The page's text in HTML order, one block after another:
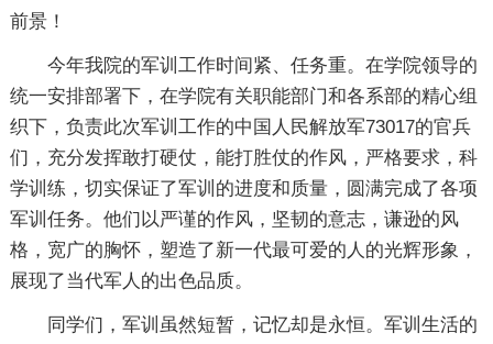
前景！
今年我院的军训工作时间紧、任务重。在学院领导的
统一安排部署下，在学院有关职能部门和各系部的精心组
织下，负责此次军训工作的中国人民解放军73017的官兵
们，充分发挥敢打硬仗，能打胜仗的作风，严格要求，科
学训练，切实保证了军训的进度和质量，圆满完成了各项
军训任务。他们以严谨的作风，坚韧的意志，谦逊的风
格，宽广的胸怀，塑造了新一代最可爱的人的光辉形象，
展现了当代军人的出色品质。
同学们，军训虽然短暂，记忆却是永恒。军训生活的